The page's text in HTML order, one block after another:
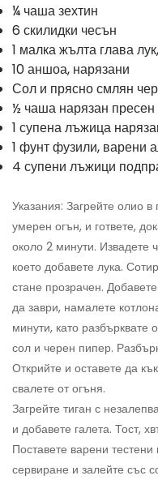
¼ чаша зехтин
6 скилидки чесън
1 малка жълта глава
10 аншоа, нарязани
Сол и прясно смлян
½ чаша нарязан пресен
1 супена лъжица
1 фунт фузили, варени
4 супени лъжици
Указания: Загрейте олио
умерен огън, и гответе,
около 2 минути. Извадете
което добавете лука.
стане прозрачен.
да заври, намалете
минути, като
сол и черен пипер.
Открийте и оставете да
свалете от огъня.
Загрейте тиган с
и добавете галета. Тост,
Поставете варени
сервиране и залейте със